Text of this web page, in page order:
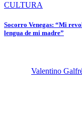
CULTURA
Socorro Venegas: “Mi
lengua de mi madre”
Valentino